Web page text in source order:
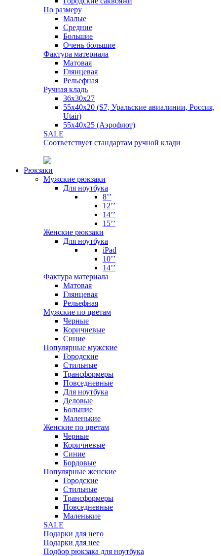
По размеру
Малые
Средние
Большие
Очень большие
Фактура материала
Матовая
Глянцевая
Рельефная
Ручная кладь
36х30x27
55х40х20 (S7, Уральские авиалинии, Россия,
Utair)
55х40х25 (Аэрофлот)
SALE
Соответствует стандартам ручной клади
Рюкзаки
Мужские рюкзаки
Для ноутбука
8’’
12’’
14’’
15’’
Женские рюкзаки
Для ноутбука
iPad
10’’
14’’
Фактура материала
Матовая
Глянцевая
Рельефная
Мужские по цветам
Черные
Коричневые
Синие
Популярные мужские
Городские
Стильные
Трансформеры
Повседневные
Для ноутбука
Деловые
Большие
Маленькие
Женские по цветам
Черные
Коричневые
Синие
Бордовые
Популярные женские
Городские
Стильные
Трансформеры
Повседневные
Маленькие
SALE
Подарки для него
Подарки для нее
Подбор рюкзака для ноутбука